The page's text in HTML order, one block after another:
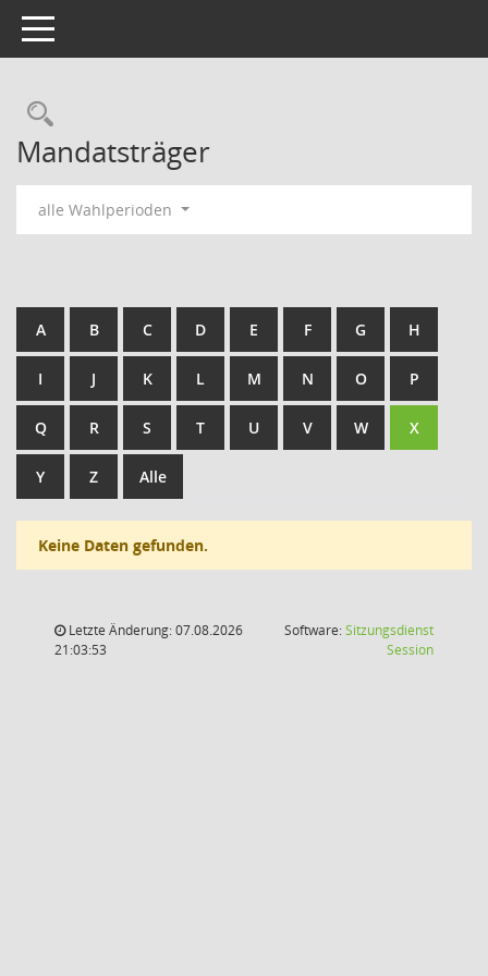
Toggle navigation
Rechercheauswahl
Mandatsträger
alle Wahlperioden
A B C D E F G H
I J K L M N O P
Q R S T U V W X
Y Z Alle
Keine Daten gefunden.
Letzte Änderung: 07.08.2026
21:03:53
Software:Sitzungsdienst
Session(Wird in